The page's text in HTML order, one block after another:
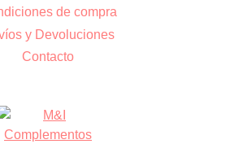
de compra
y Devoluciones
Contacto